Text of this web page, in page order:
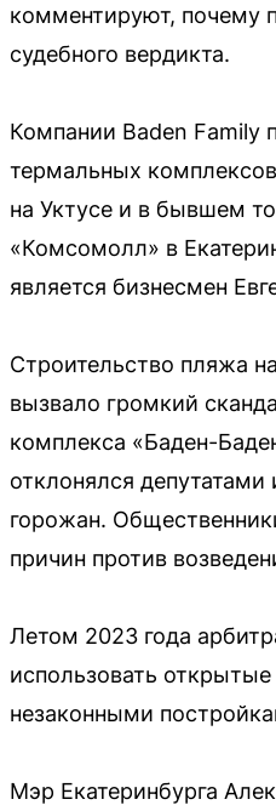
комментируют, почему
судебного вердикта.
Компании Baden Family
термальных
на Уктусе и в бывшем
«Комсомолл» в
является бизнесмен
Строительство пляжа
вызвало громкий
комплекса «Баден-
отклонялся депутатами
горожан.
причин против
Летом 2023 года
использовать
незаконными
Мэр Екатеринбурга